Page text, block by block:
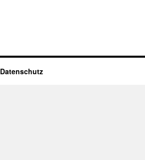
Datenschutz